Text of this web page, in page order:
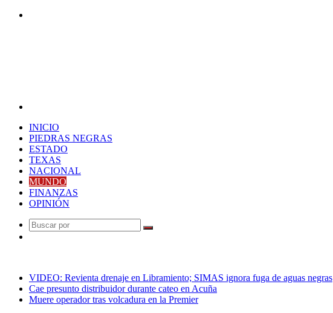
INICIO
PIEDRAS NEGRAS
ESTADO
TEXAS
NACIONAL
MUNDO
FINANZAS
OPINIÓN
Buscar
VIDEO: Revienta drenaje en Libramiento; SIMAS ignora fuga de aguas negras
Cae presunto distribuidor durante cateo en Acuña
Muere operador tras volcadura en la Premier